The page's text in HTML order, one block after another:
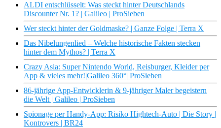
ALDI entschlüsselt: Was steckt hinter Deutschlands
Discounter Nr. 1? | Galileo | ProSieben
Wer steckt hinter der Goldmaske? | Ganze Folge | Terra X
Das Nibelungenlied – Welche historische Fakten stecken
hinter dem Mythos? | Terra X
Crazy Asia: Super Nintendo World, Reisburger, Kleider per
App & vieles mehr!|Galileo 360°| ProSieben
86-jährige App-Entwicklerin & 9-jähriger Maler begeistern
die Welt | Galileo | ProSieben
Spionage per Handy-App: Risiko Hightech-Auto | Die Story |
Kontrovers | BR24